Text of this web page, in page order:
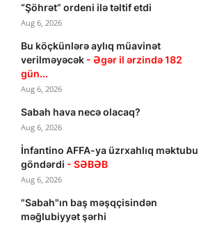
“Şöhrət” ordeni ilə təltif etdi
Aug 6, 2026
Bu köçkünlərə aylıq müavinət
verilməyəcək - Əgər il ərzində 182
gün...
Aug 6, 2026
Sabah hava necə olacaq?
Aug 6, 2026
İnfantino AFFA-ya üzrxahlıq məktubu
göndərdi - SƏBƏB
Aug 6, 2026
"Sabah"ın baş məşqçisindən
məğlubiyyət şərhi